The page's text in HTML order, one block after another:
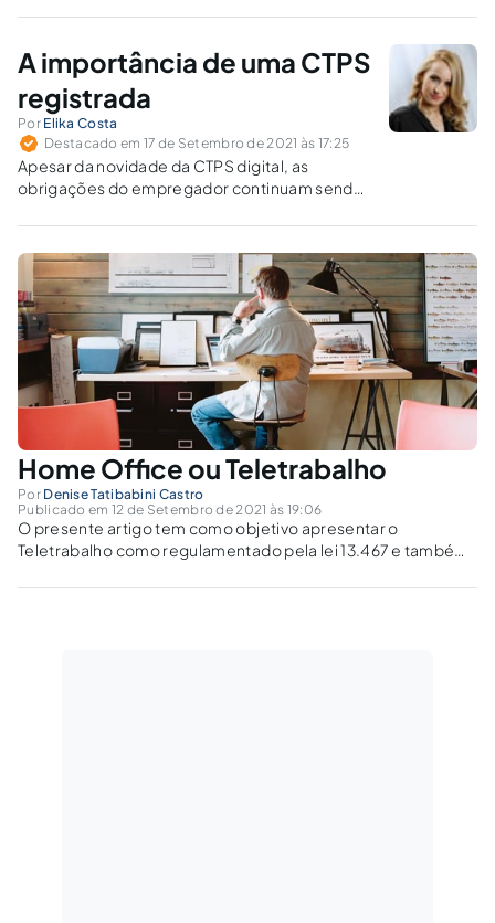
A importância de uma CTPS
registrada
Por Elika Costa
Destacado em 17 de Setembro de 2021 às 17:25
Apesar da novidade da CTPS digital, as
obrigações do empregador continuam sendo
Home Office ou Teletrabalho
Por Denise Tatibabini Castro
Publicado em 12 de Setembro de 2021 às 19:06
O presente artigo tem como objetivo apresentar o
Teletrabalho como regulamentado pela lei 13.467 e também